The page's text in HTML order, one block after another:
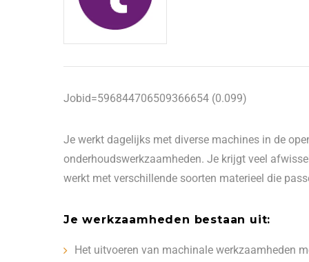
Jobid=596844706509366654 (0.099)
Je werkt dagelijks met diverse machines in de
onderhoudswerkzaamheden. Je krijgt veel
werkt met verschillende soorten materieel die
Je werkzaamheden bestaan uit:
Het uitvoeren van machinale werkzaamheden